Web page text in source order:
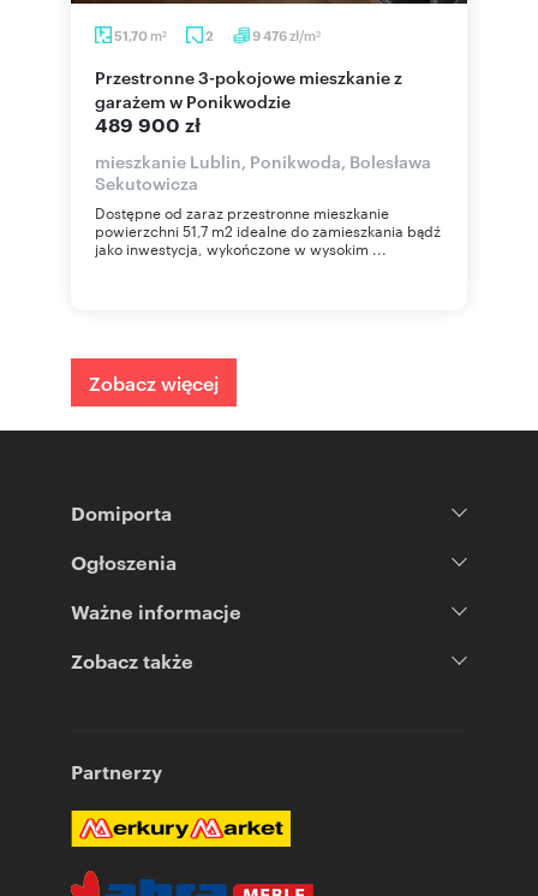
51,70 m2 2 9 476zł/m2
Przestronne 3-pokojowe mieszkanie z
garażem w Ponikwodzie
489 900 zł
mieszkanie Lublin, Ponikwoda, Bolesława
Sekutowicza
Dostępne od zaraz przestronne mieszkanie
powierzchni 51,7 m2 idealne do zamieszkania bądź
jako inwestycja, wykończone w wysokim ...
Zobacz więcej
Domiporta
Ogłoszenia
Ważne informacje
Zobacz także
Partnerzy